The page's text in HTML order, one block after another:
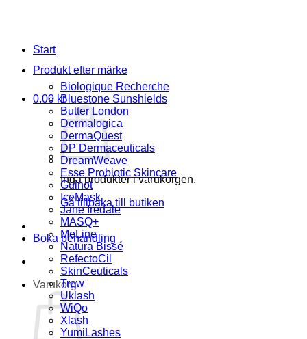
0.00 kr
Inga produkter i varukorgen.
Gå tillbaka till butiken
Boka behandling
Varukorg
Start
Produkt efter märke
Biologique Recherche
Bluestone Sunshields
Butter London
Dermalogica
DermaQuest
DP Dermaceuticals
DreamWeave
Esse Probiotic Skincare
Guinot
IceMask
Jane Iredale
MASQ+
MeLine
Natura Bissé
RefectoCil
SkinCeuticals
Trew
Uklash
WiQo
Xlash
YumiLashes